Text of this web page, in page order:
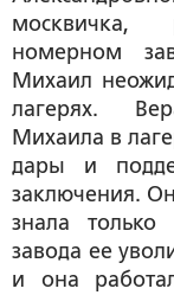
москвичка,
номерном
Михаил
лагерях.
Михаила в
дары и
заключения.
знала
завода ее
и она